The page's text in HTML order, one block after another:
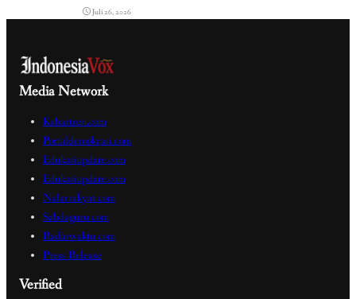
Juli 26, 2026
Media Network
Kabartren.com
Portaldemokrasi.com
Edukasiupdate.com
Edukasiupdate.com
Nalarrakyat.com
Sabdaguru.com
Radarwaktu.com
Press Release
Verified